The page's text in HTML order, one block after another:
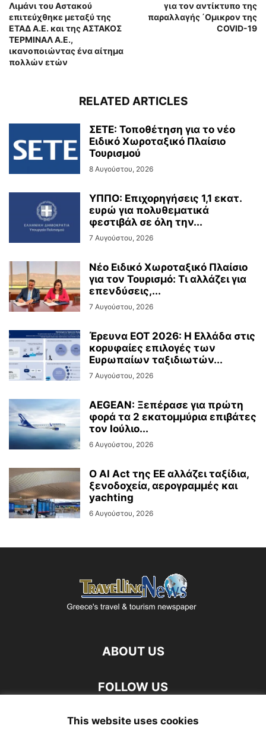
Λιμάνι του Αστακού
επιτεύχθηκε μεταξύ της
ΕΤΑΔ Α.Ε. και της ΑΣΤΑΚΟΣ
ΤΕΡΜΙΝΑΛ Α.Ε.,
ικανοποιώντας ένα αίτημα
πολλών ετών
για τον αντίκτυπο της
παραλλαγής ΄Oμικρον της
COVID-19
RELATED ARTICLES
ΣΕΤΕ: Τοποθέτηση για το νέο
Ειδικό Χωροταξικό Πλαίσιο
Τουρισμού
8 Αυγούστου, 2026
ΥΠΠΟ: Επιχορηγήσεις 1,1 εκατ.
ευρώ για πολυθεματικά
φεστιβάλ σε όλη την...
7 Αυγούστου, 2026
Νέο Ειδικό Χωροταξικό Πλαίσιο
για τον Τουρισμό: Τι αλλάζει για
επενδύσεις,...
7 Αυγούστου, 2026
Έρευνα ΕΟΤ 2026: Η Ελλάδα στις
κορυφαίες επιλογές των
Ευρωπαίων ταξιδιωτών...
7 Αυγούστου, 2026
AEGEAN: Ξεπέρασε για πρώτη
φορά τα 2 εκατομμύρια επιβάτες
τον Ιούλιο...
6 Αυγούστου, 2026
Ο AI Act της ΕΕ αλλάζει ταξίδια,
ξενοδοχεία, αερογραμμές και
yachting
6 Αυγούστου, 2026
ABOUT US
FOLLOW US
This website uses cookies